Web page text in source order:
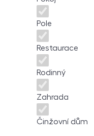
Pole
Restaurace
Rodinný
Zahrada
Činžovní dům